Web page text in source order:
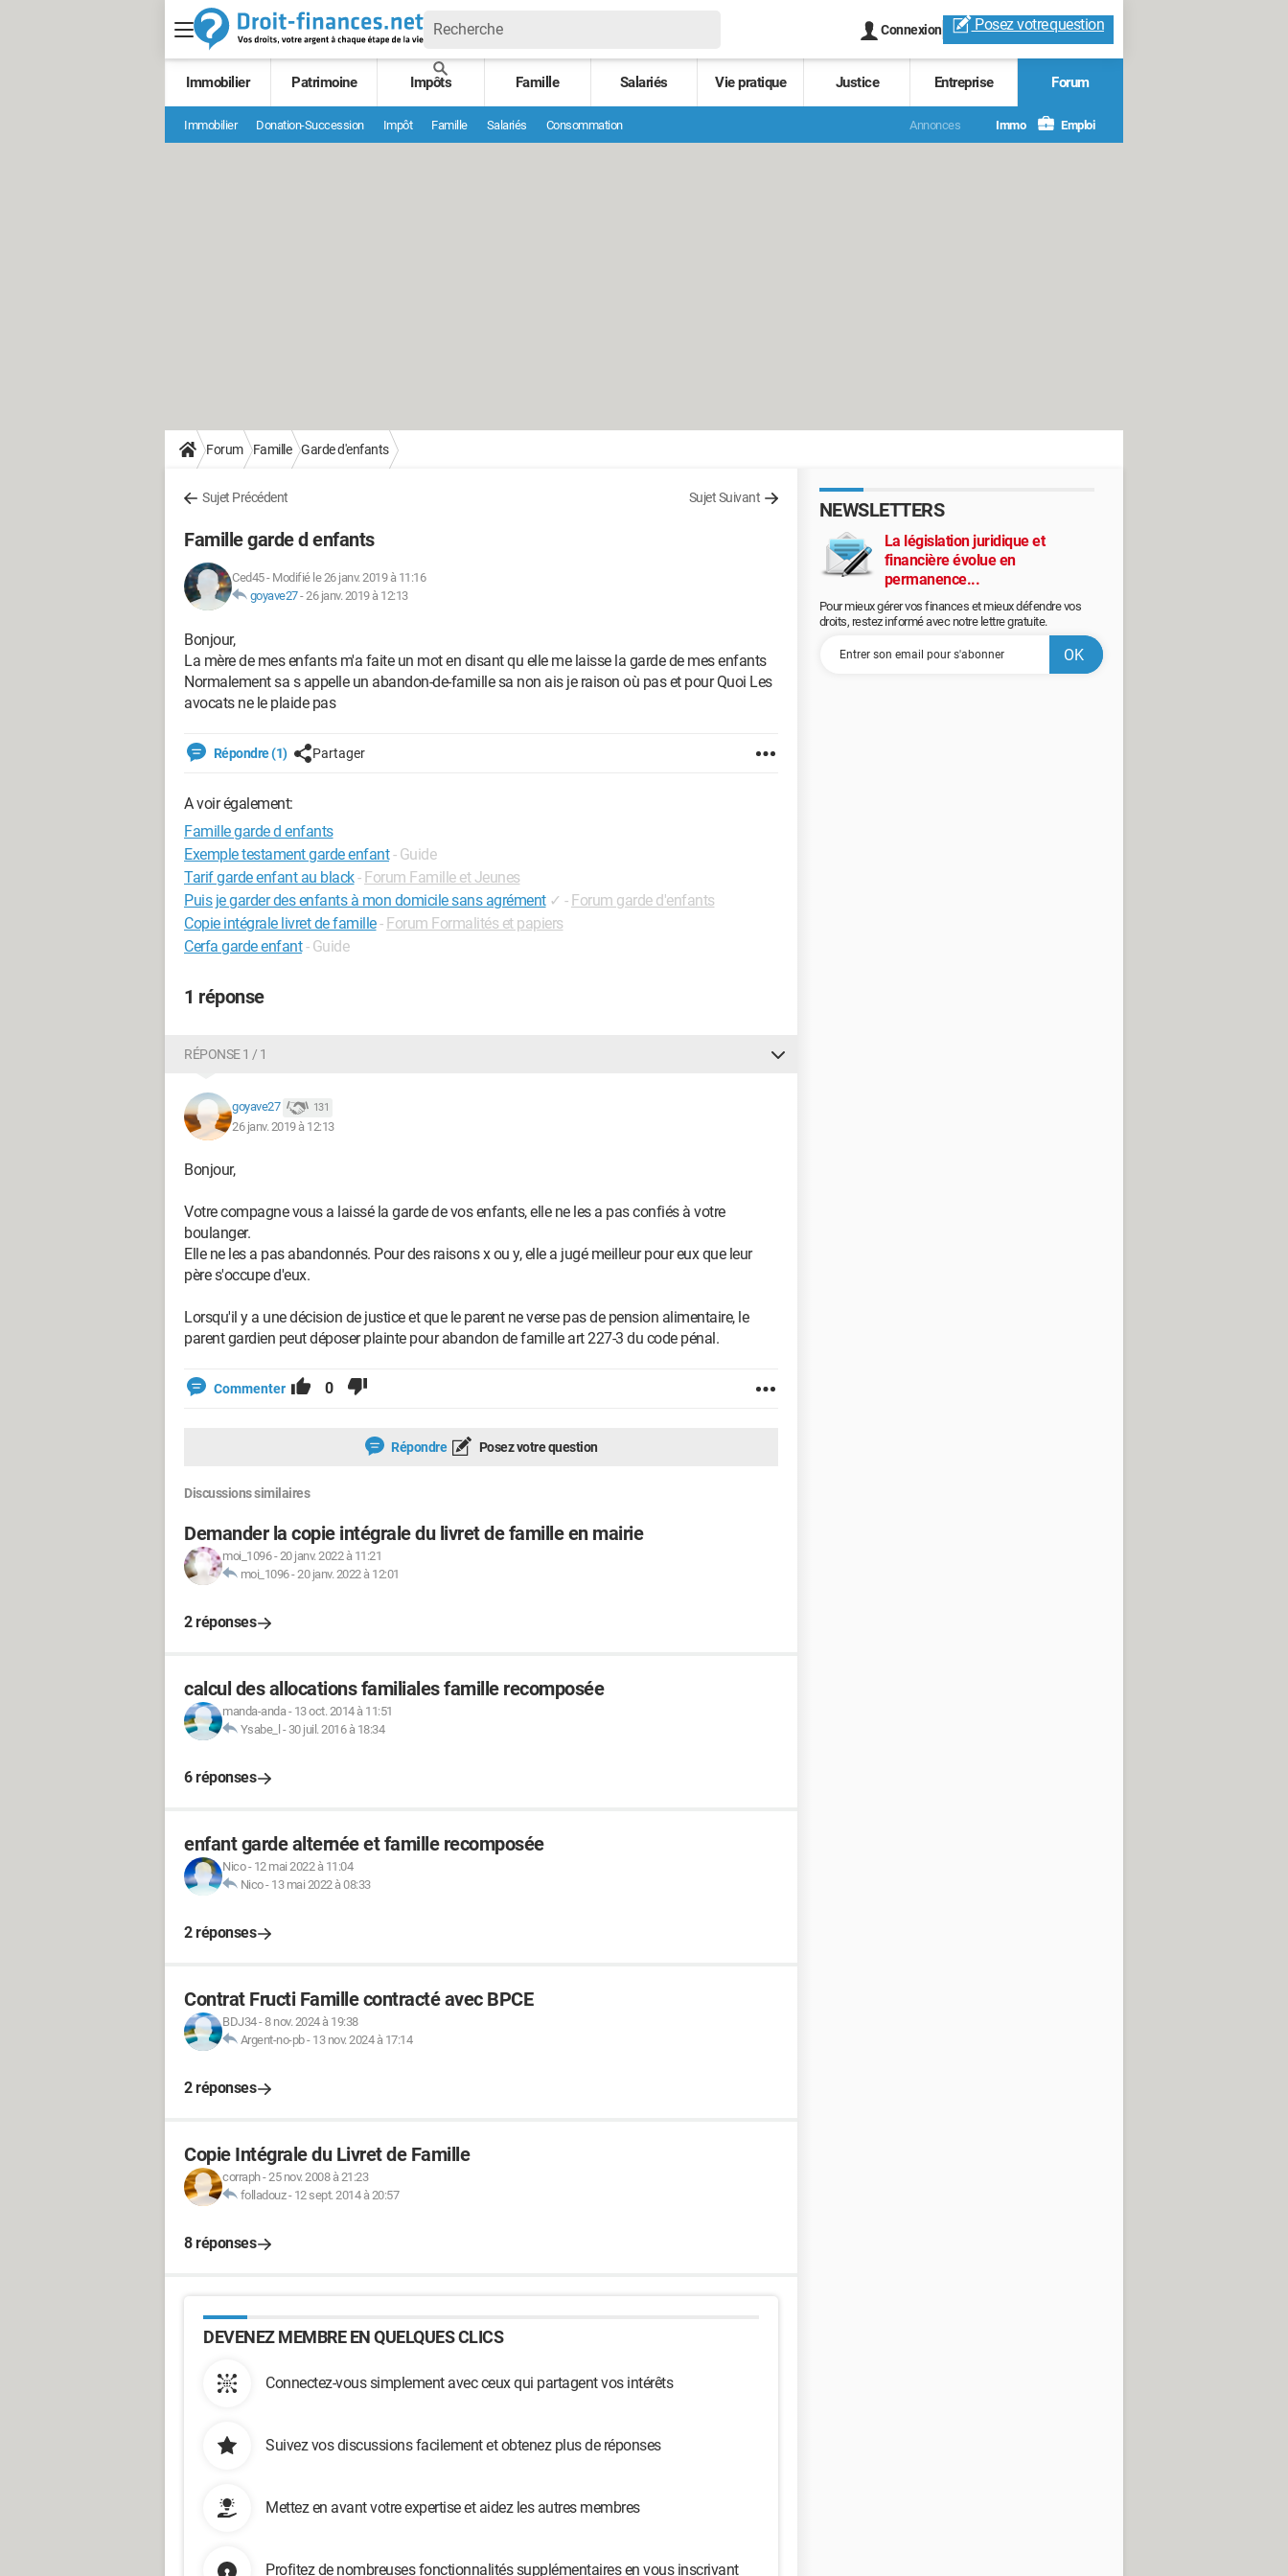
Connexion Posez votrequestion
Immobilier Patrimoine Impôts Famille Salariés Vie pratique Justice Entreprise Forum
Immobilier Donation-Succession Impôt Famille Salariés Consommation Annonces Immo Emploi
Forum Famille Garde d'enfants
Sujet Précédent Sujet Suivant
Famille garde d enfants
Ced45- Modifié le 26 janv. 2019 à 11:16
goyave27-26 janv. 2019 à 12:13
Bonjour,
La mère de mes enfants m'a faite un mot en disant qu elle me laisse la garde de mes enfants
Normalement sa s appelle un abandon-de-famille sa non ais je raison où pas et pour Quoi Les
avocats ne le plaide pas
Répondre (1) Partager
A voir également:
Famille garde d enfants
Exemple testament garde enfant - Guide
Tarif garde enfant au black- Forum Famille et Jeunes
Puis je garder des enfants à mon domicile sans agrément ✓ - Forum garde d'enfants
Copie intégrale livret de famille- Forum Formalités et papiers
Cerfa garde enfant - Guide
1 réponse
RÉPONSE 1 / 1
goyave27 131
26 janv. 2019 à 12:13
Bonjour,
Votre compagne vous a laissé la garde de vos enfants, elle ne les a pas confiés à votre
boulanger.
Elle ne les a pas abandonnés. Pour des raisons x ou y, elle a jugé meilleur pour eux que leur
père s'occupe d'eux.
Lorsqu'il y a une décision de justice et que le parent ne verse pas de pension alimentaire, le
parent gardien peut déposer plainte pour abandon de famille art 227-3 du code pénal.
Commenter 0
Répondre Posez votre question
Discussions similaires
Demander la copie intégrale du livret de famille en mairie
moi_1096-20 janv. 2022 à 11:21
moi_1096-20 janv. 2022 à 12:01
2 réponses
calcul des allocations familiales famille recomposée
manda-anda- 13 oct. 2014 à 11:51
Ysabe_l
- 30 juil. 2016 à 18:34
6 réponses
enfant garde alternée et famille recomposée
Nico- 12 mai 2022 à 11:04
Nico- 13 mai 2022 à 08:33
2 réponses
Contrat Fructi Famille contracté avec BPCE
BDJ34-8 nov. 2024 à 19:38
Argent-no-pb- 13 nov. 2024 à 17:14
2 réponses
Copie Intégrale du Livret de Famille
corraph-25 nov. 2008 à 21:23
folladouz- 12 sept. 2014 à 20:57
8 réponses
DEVENEZ MEMBRE EN QUELQUES CLICS
Connectez-vous simplement avec ceux qui partagent vos intérêts
Suivez vos discussions facilement et obtenez plus de réponses
Mettez en avant votre expertise et aidez les autres membres
Profitez de nombreuses fonctionnalités supplémentaires en vous inscrivant
NEWSLETTERS
La législation juridique et
financière évolue en
permanence...
Pour mieux gérer vos finances et mieux défendre vos
droits, restez informé avec notre lettre gratuite.